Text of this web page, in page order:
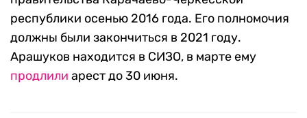
республики осенью 2016 года. Его полномочия
должны были закончиться в 2021 году.
Арашуков находится в СИЗО, в марте ему
продлили арест до 30 июня.